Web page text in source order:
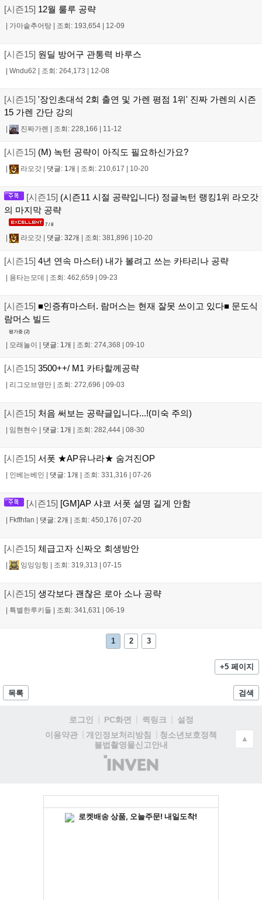
[시즌15] 12월 룰루 공략
| 가마솥추어탕 | 조회: 193,654 | 12-09
[시즌15] 원딜 방어구 관통력 바루스
| Wndu62 | 조회: 264,173 | 12-08
[시즌15] '장인초대석 2회 출연 및 가렌 평점 1위' 진짜 가렌의 시즌
15 가렌 간단 강의
| 진짜가렌 | 조회: 228,166 | 11-12
[시즌15] (M) 녹턴 공략이 아직도 필요하신가요?
| 라오갓 | 댓글: 1개 | 조회: 210,617 | 10-20
[시즌15] (시즌11 시절 공략입니다) 정글녹턴 랭킹1위 라오갓
의 마지막 공략
7 / 8
라오갓 댓글: 32개 조회: 381,896 10-20
[시즌15] 4년 연속 마스터) 내가 볼려고 쓰는 카타리나 공략
용타는모데 조회: 462,659 09-23
[시즌15] ■인증有마스터. 람머스는 현재 잘못 쓰이고 있다■ 문도식
람머스 빌드
평가중 (2)
| 모래놀이 | 댓글: 1개 | 조회: 274,368 | 09-10
[시즌15] 3500++/ M1 카타할께공략
| 리그오브영만 | 조회: 272,696 | 09-03
[시즌15] 처음 써보는 공략글입니다...!(미숙 주의)
| 임현현수 | 댓글: 1개 | 조회: 282,444 | 08-30
[시즌15] 서폿 ★AP유나라★ 숨겨진OP
| 인베는베인 | 댓글: 1개 | 조회: 331,316 | 07-26
[시즌15] [GM]AP 샤코 서폿 설명 길게 안함
| Fkffhfan | 댓글: 2개 | 조회: 450,176 | 07-20
[시즌15] 체급고자 신짜오 회생방안
| 잉잉잉힝 | 조회: 319,313 | 07-15
[시즌15] 생각보다 괜찮은 로아 소나 공략
| 특별한루키들 | 조회: 341,631 | 06-19
1 2 3
+5 페이지
목록 검색
로그인 PC화면 퀵링크
설정
이용약관
개인정보처리방침
청소년보호정책
불법촬영물신고안내
(주)
인
▲